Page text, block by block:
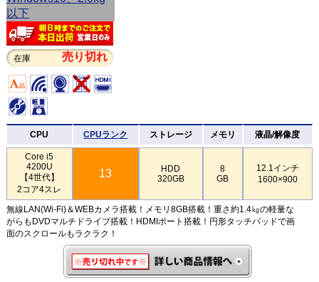
在庫 売り切れ
CPU CPUランク ストレージ メモリ 液晶/解像度
Core i5
4200U
【4世代】
2コア4スレ
13
HDD
320GB
8
GB
12.1インチ
1600×900
無線LAN(Wi-Fi)＆WEBカメラ搭載！メモリ8GB搭載！重さ約1.4㎏の軽量な
がらもDVDマルチドライブ搭載！HDMIポート搭載！円形タッチパッドで画
面のスクロールもラクラク！